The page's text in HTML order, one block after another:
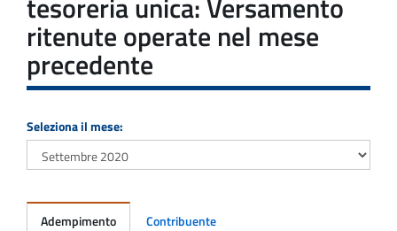
ritenute operate nel mese
precedente
Seleziona il mese:
Adempimento Contribuente